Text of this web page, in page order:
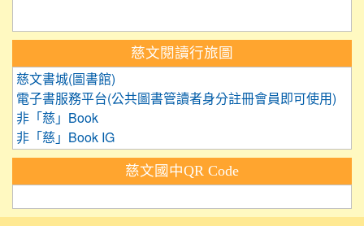
慈文閱讀行旅圖
慈文書城(圖書館)
電子書服務平台(公共圖書管讀者身分註冊會員即可使用)
非「慈」Book
非「慈」Book IG
慈文國中QR Code